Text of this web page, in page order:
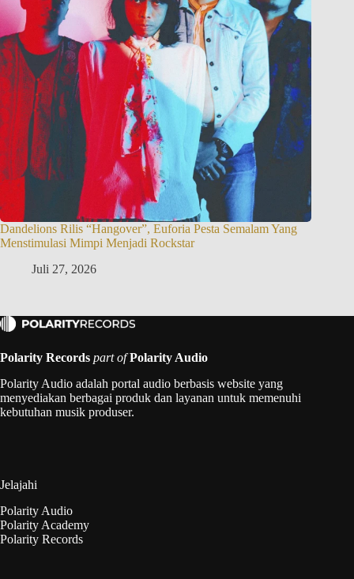
Dandelions Rilis “Hangover”, Euforia Pesta Semalam Yang
Menstimulasi Mimpi Menjadi Rockstar
Juli 27, 2026
Polarity Records part of Polarity Audio
Polarity Audio adalah portal audio berbasis website yang
menyediakan berbagai produk dan layanan untuk memenuhi
kebutuhan musik produser.
Jelajahi
Polarity Audio
Polarity Academy
Polarity Records